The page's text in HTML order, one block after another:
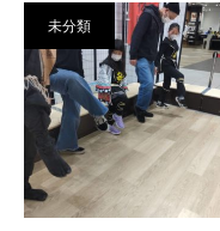
未分類